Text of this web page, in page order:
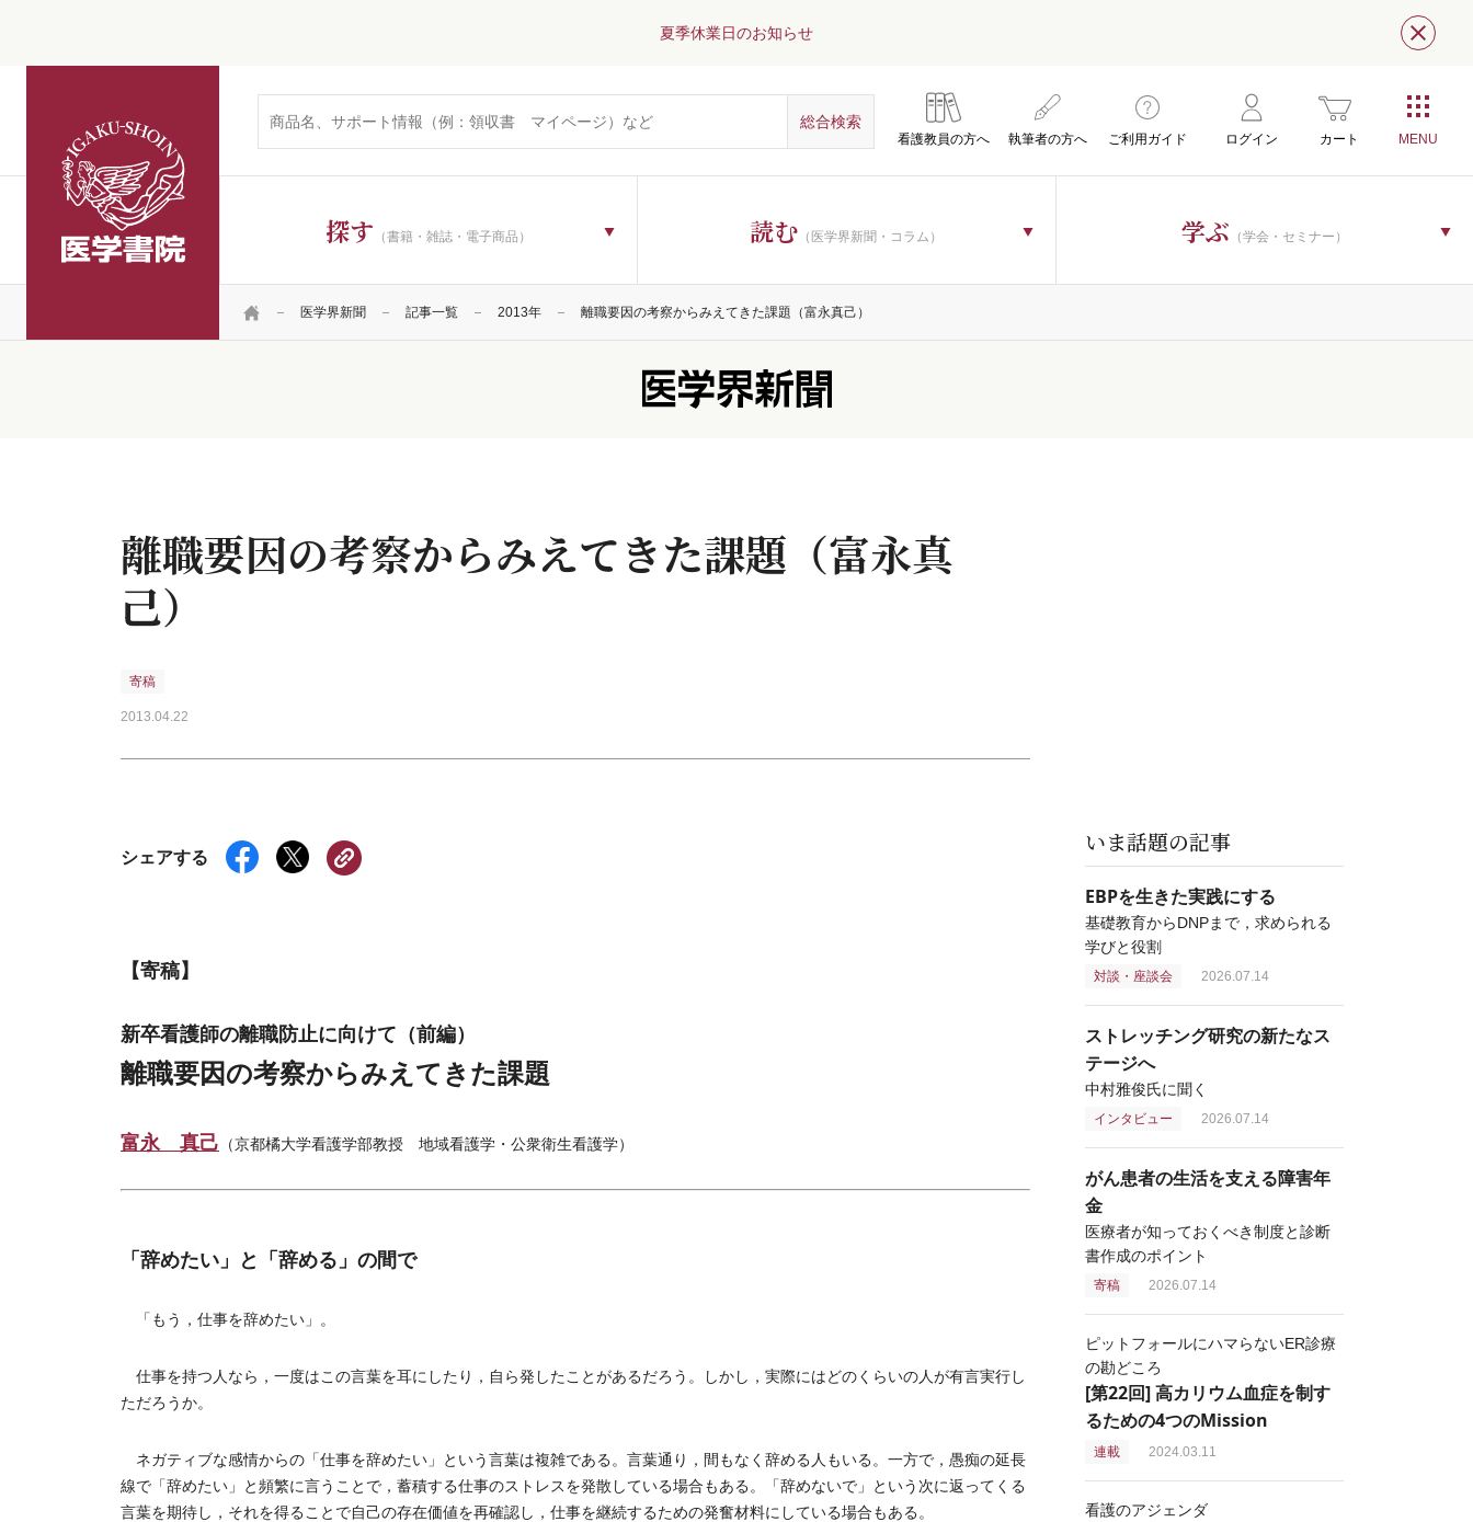
夏季休業日のお知らせ 閉じ
看護教員の方へ 執筆者の方へ ご利用ガイド ログイン カート
探す （書籍・雑誌・電子商品） 読む （医学界新聞・コラム） 学ぶ （学会・セミナー）
HOME 医学界新聞 記事一覧 2013年 離職要因の考察からみえてきた課題（富永真己）
離職要因の考察からみえてきた課題（富永真
己）
寄稿
2013.04.22
シェアする
【寄稿】
新卒看護師の離職防止に向けて（前編）
離職要因の考察からみえてきた課題
富永 真己 （京都橘大学看護学部教授 地域看護学・公衆衛生看護学）
「辞めたい」と「辞める」の間で
「もう，仕事を辞めたい」。
仕事を持つ人なら，一度はこの言葉を耳にしたり，自ら発したことがあるだろう。しかし，実際にはどのくらいの人が有言実行し
ただろうか。
ネガティブな感情からの「仕事を辞めたい」という言葉は複雑である。言葉通り，間もなく辞める人もいる。一方で，愚痴の延長
線で「辞めたい」と頻繁に言うことで，蓄積する仕事のストレスを発散している場合もある。「辞めないで」という次に返ってくる
言葉を期待し，それを得ることで自己の存在価値を再確認し，仕事を継続するための発奮材料にしている場合もある。
いま話題の記事
EBPを生きた実践にする
基礎教育からDNPまで，求められる
学びと役割
対談・座談会 2026.07.14
ストレッチング研究の新たなス
テージへ
中村雅俊氏に聞く
インタビュー 2026.07.14
がん患者の生活を支える障害年
金
医療者が知っておくべき制度と診断
書作成のポイント
寄稿 2026.07.14
ピットフォールにハマらないER診療
の勘どころ
[第22回] 高カリウム血症を制す
るための4つのMission
連載 2024.03.11
看護のアジェンダ